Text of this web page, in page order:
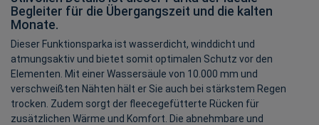
Begleiter für die Übergangszeit und die kalten
Monate.
Dieser Funktionsparka ist wasserdicht, winddicht und
atmungsaktiv und bietet somit optimalen Schutz vor den
Elementen. Mit einer Wassersäule von 10.000 mm und
verschweißten Nähten hält er Sie auch bei stärkstem Regen
trocken. Zudem sorgt der fleecegefütterte Rücken für
zusätzlichen Wärme und Komfort. Die abnehmbare und